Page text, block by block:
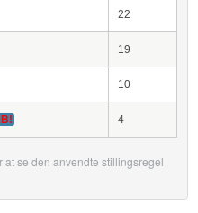
22
19
10
4
at se den anvendte stillingsregel